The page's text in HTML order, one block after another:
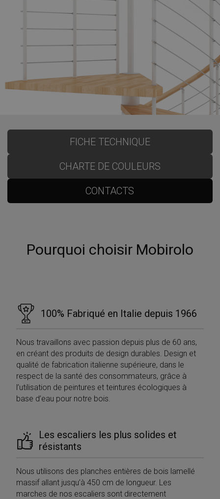
FICHE TECHNIQUE
CHARTE DE COULEURS
CONTACTS
Pourquoi choisir Mobirolo
100% Fabriqué en Italie depuis 1966
Nous travaillons avec passion depuis plus de 60 ans,
en créant des produits de design durables. Design et
qualité de fabrication italienne supérieure, dans le
respect de la santé des consommateurs, grâce à
l’utilisation de peintures et teintures écologiques à
base d’eau pour notre bois.
Les escaliers les plus solides et
résistants
Nous utilisons des planches entières de bois lamellé
massif allant jusqu’à 450 cm de longueur. Les
marches de nos escaliers sont directement